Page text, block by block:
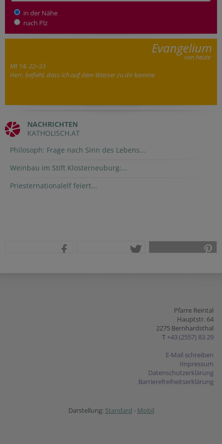
in der Nähe
nach Plz
Evangelium
von heute
Mt 14, 22–33
Herr, befiehl, dass ich auf dem Wasser zu dir komme
NACHRICHTEN
KATHOLISCH.AT
Philosoph: Frage nach Sinn des Lebens...
Weinbau im Stift Klosterneuburg:...
Priesternationalelf feiert...
Pfarre Reintal
Hauptstr. 64
2275 Bernhardsthal
T +43 (2557) 83 29
E-Mail schreiben
Impressum
Datenschutzerklärung
Barrierefreiheitserklärung
Darstellung: Standard - Mobil